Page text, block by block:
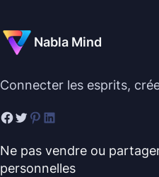
Nabla Mind
Connecter les esprits,
Ne pas vendre ou
personnelles